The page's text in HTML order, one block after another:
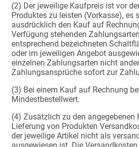
(2) Der jeweilige Kaufpreis ist vor
Produktes zu leisten (Vorkasse), es
ausdrücklich den Kauf auf
Verfügung stehenden
entsprechend bezeichneten
oder im jeweiligen Angebot
einzelnen Zahlungsarten nicht
Zahlungsansprüche sofort zur
(3) Bei einem Kauf auf Rechnung
Mindestbestellwert.
(4) Zusätzlich zu den angegebenen
Lieferung von Produkten
der jeweilige Artikel nicht als